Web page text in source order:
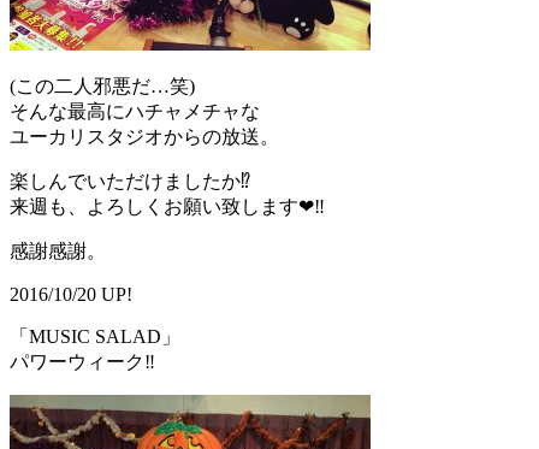
(この二人邪悪だ…笑)
そんな最高にハチャメチャな
ユーカリスタジオからの放送。
楽しんでいただけましたか⁉️
来週も、よろしくお願い致します❤‼
感謝感謝。
2016/10/20 UP!
「MUSIC SALAD」
パワーウィーク‼️